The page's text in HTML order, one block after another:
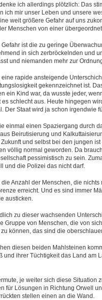
ich allerdings plötzlich: Das
ich mir unser Leben und unsere
weit größere Gefahr auf uns
Menschen von einer
Gefahr ist die zu geringe
in sich zerbröckelnden und
und niemanden mehr zur
eine rapide ansteigende
gekennzeichnet ist.
ein Kind war, da wusste jeder,
es schlecht aus. Heute hingegen
Der Staat wird ja schon irgendwie
einmal einen Spaziergang durch
Beirutisierung und
und selbst bei den jungen
völlig normal geworden. Da
pessimistisch zu sein.
und die Polizei das nicht darf.
die Anzahl der Menschen, die
erreicht. Und es sind immer
austicken.
zu dieser wachsenden
Gruppe von Menschen, die von
können, das sind die
diesen beiden Mahlsteinen
und ihrer Tüchtigkeit das Land am
je weiter sich diese Situation
für Lösungen in Richtung Orwell
stellen einen an die Wand.